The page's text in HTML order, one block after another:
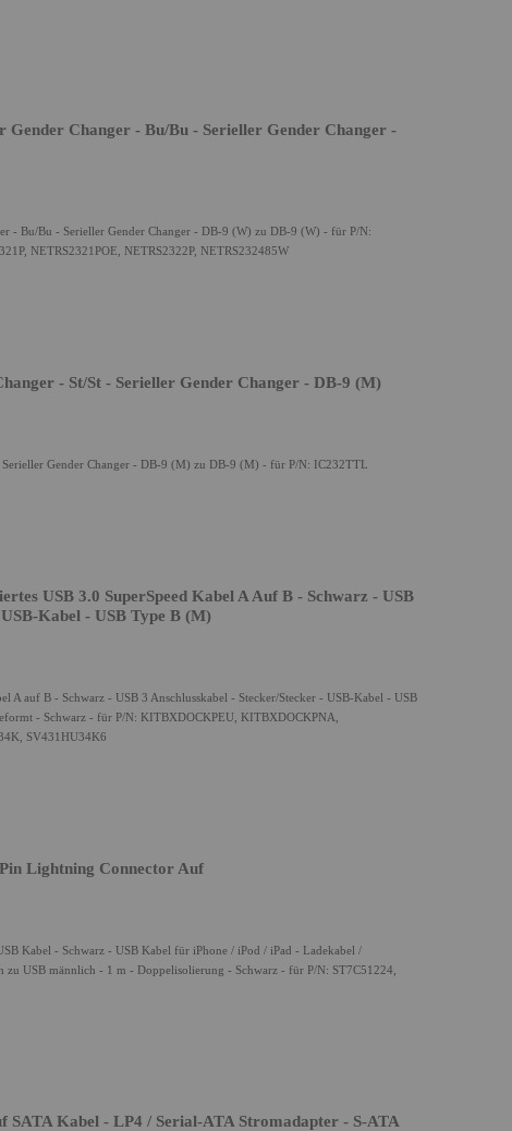
Changer - Bu/Bu - Serieller Gender Changer -
- Bu/Bu - Serieller Gender Changer - DB-9 (W) zu DB-9 (W) - für P/N:
NETRS2321POE, NETRS2322P, NETRS232485W
- St/St - Serieller Gender Changer - DB-9 (M)
Serieller Gender Changer - DB-9 (M) zu DB-9 (M) - für P/N: IC232TTL
USB 3.0 SuperSpeed Kabel A Auf B - Schwarz - USB
Kabel - USB Type B (M)
A auf B - Schwarz - USB 3 Anschlusskabel - Stecker/Stecker - USB-Kabel - USB
- Schwarz - für P/N: KITBXDOCKPEU, KITBXDOCKPNA,
SV431HU34K6
Lightning Connector Auf
Kabel - Schwarz - USB Kabel für iPhone / iPod / iPad - Ladekabel /
USB männlich - 1 m - Doppelisolierung - Schwarz - für P/N: ST7C51224,
SATA Kabel - LP4 / Serial-ATA Stromadapter - S-ATA